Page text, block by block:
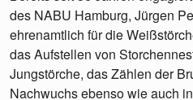
des NABU Hamburg, Jürgen
ehrenamtlich für die
das Aufstellen von
Jungstörche, das Zählen der
Nachwuchs ebenso wie auch